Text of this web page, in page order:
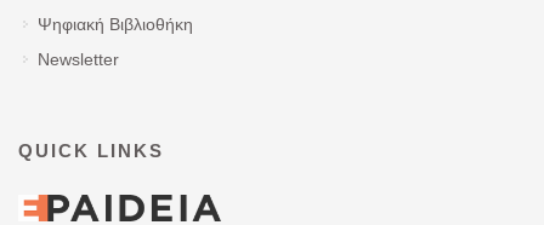
Ψηφιακή Βιβλιοθήκη
Newsletter
QUICK LINKS